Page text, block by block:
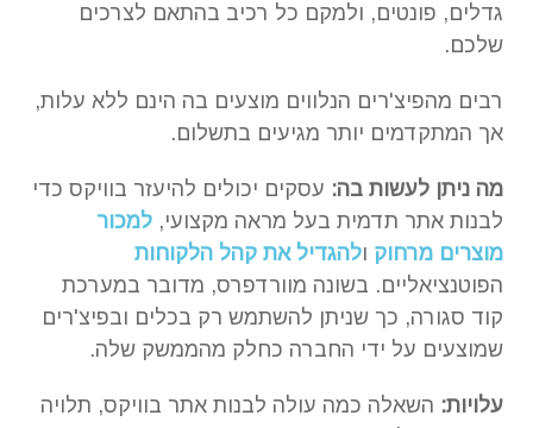
גדלים, פונטים, ולמקם כל רכיב בהתאם לצרכים
שלכם.
רבים מהפיצ'רים הנלווים מוצעים בה הינם ללא עלות,
אך המתקדמים יותר מגיעים בתשלום.
מה ניתן לעשות בה: עסקים יכולים להיעזר בוויקס כדי
לבנות אתר תדמית בעל מראה מקצועי, למכור
מוצרים מרחוק ולהגדיל את קהל הלקוחות
הפוטנציאליים. בשונה מוורדפרס, מדובר במערכת
קוד סגורה, כך שניתן להשתמש רק בכלים ובפיצ'רים
שמוצעים על ידי החברה כחלק מהממשק שלה.
עלויות: השאלה כמה עולה לבנות אתר בוויקס, תלויה